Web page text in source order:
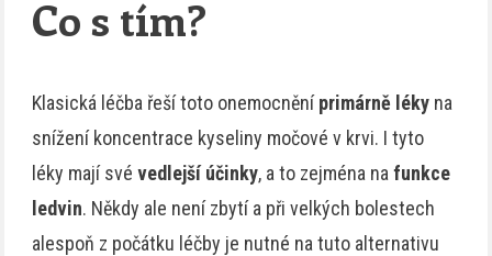
Co s tím?
Klasická léčba řeší toto onemocněníprimárně léky na
snížení koncentrace kyseliny močové v krvi. I tyto
léky mají svévedlejší účinky, a to zejména nafunkce
ledvin. Někdy ale není zbytí a při velkých bolestech
alespoň z počátku léčby je nutné na tuto alternativu